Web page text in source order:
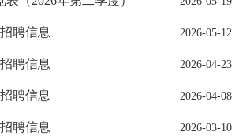
2026-05-12
聘信息
2026-04-23
聘信息
2026-04-08
聘信息
2026-03-10
聘信息